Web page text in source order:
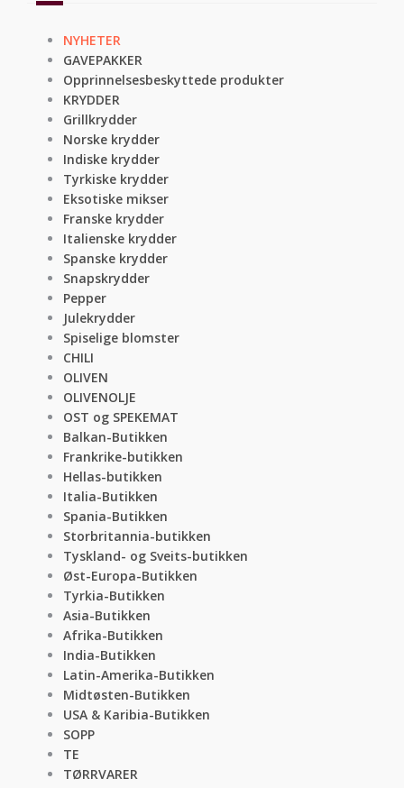
NYHETER
GAVEPAKKER
Opprinnelsesbeskyttede produkter
KRYDDER
Grillkrydder
Norske krydder
Indiske krydder
Tyrkiske krydder
Eksotiske mikser
Franske krydder
Italienske krydder
Spanske krydder
Snapskrydder
Pepper
Julekrydder
Spiselige blomster
CHILI
OLIVEN
OLIVENOLJE
OST og SPEKEMAT
Balkan-Butikken
Frankrike-butikken
Hellas-butikken
Italia-Butikken
Spania-Butikken
Storbritannia-butikken
Tyskland- og Sveits-butikken
Øst-Europa-Butikken
Tyrkia-Butikken
Asia-Butikken
Afrika-Butikken
India-Butikken
Latin-Amerika-Butikken
Midtøsten-Butikken
USA & Karibia-Butikken
SOPP
TE
TØRRVARER